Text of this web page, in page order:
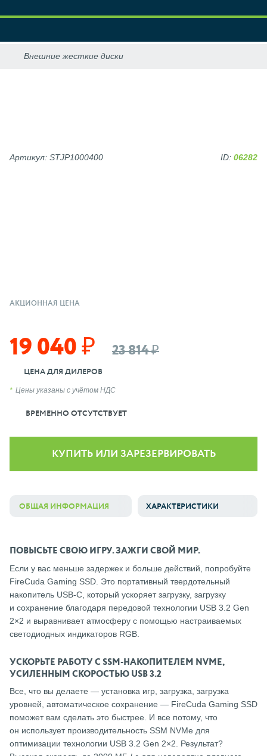
АКЦИОННАЯ ЦЕНА
19 040 ₽ 23 814 ₽
ЦЕНА ДЛЯ ДИЛЕРОВ
Цены указаны с учётом НДС
ВРЕМЕННО ОТСУТСТВУЕТ
Артикул: STJP1000400 ID: 06282
КУПИТЬ ИЛИ ЗАРЕЗЕРВИРОВАТЬ
ОБЩАЯ ИНФОРМАЦИЯ ХАРАКТЕРИСТИКИ
ПОВЫСЬТЕ СВОЮ ИГРУ. ЗАЖГИ СВОЙ МИР.
Если у вас меньше задержек и больше действий, попробуйте
FireCuda Gaming SSD. Это портативный твердотельный
накопитель USB-C, который ускоряет загрузку, загрузку
и сохранение благодаря передовой технологии USB 3.2 Gen
2×2 и выравнивает атмосферу с помощью настраиваемых
светодиодных индикаторов RGB.
УСКОРЬТЕ РАБОТУ С SSM-НАКОПИТЕЛЕМ NVME,
УСИЛЕННЫМ СКОРОСТЬЮ USB 3.2
Все, что вы делаете — установка игр, загрузка, загрузка
уровней, автоматическое сохранение — FireCuda Gaming SSD
поможет вам сделать это быстрее. И все потому, что
он использует производительность SSM NVMe для
оптимизации технологии USB 3.2 Gen 2×2. Результат?